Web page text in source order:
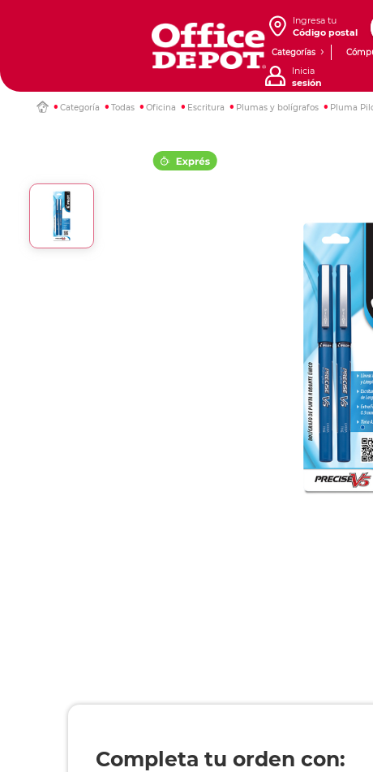
Ingresa tu
Código postal
Categorías
Inicia
sesión
Categoría Todas Oficina Escritura Plumas y bolígrafos Pluma
Completa tu orden con: